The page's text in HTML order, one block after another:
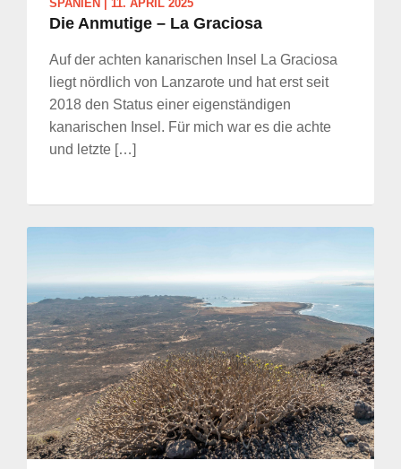
SPANIEN | 11. APRIL 2025
Die Anmutige – La Graciosa
Auf der achten kanarischen Insel La Graciosa
liegt nördlich von Lanzarote und hat erst seit
2018 den Status einer eigenständigen
kanarischen Insel. Für mich war es die achte
und letzte […]